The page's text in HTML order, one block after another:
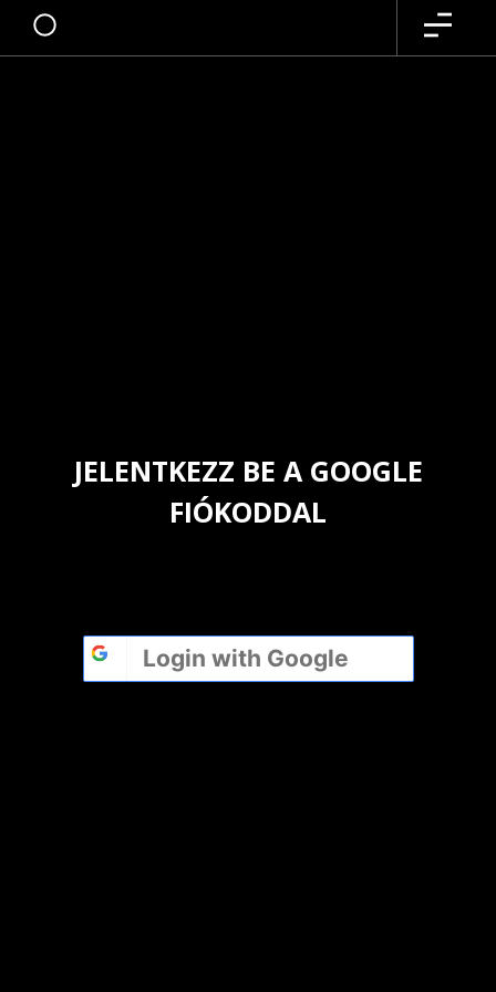
JELENTKEZZ BE A GOOGLE
FIÓKODDAL
Login with Google